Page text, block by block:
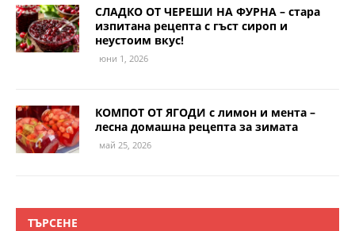
СЛАДКО ОТ ЧЕРЕШИ НА ФУРНА – стара
изпитана рецепта с гъст сироп и
неустоим вкус!
юни 1, 2026
КОМПОТ ОТ ЯГОДИ с лимон и мента –
лесна домашна рецепта за зимата
май 25, 2026
ТЪРСЕНЕ